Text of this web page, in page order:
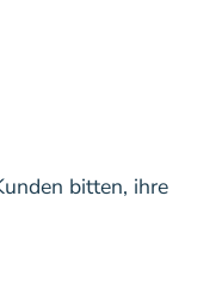
bitten, ihre